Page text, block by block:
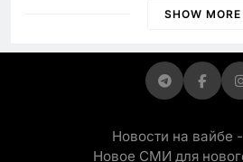
просить «кашу
SHOW MORE
Новости на вайбе
Новое СМИ для